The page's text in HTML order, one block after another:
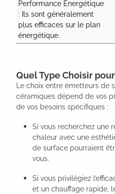
Performance Énergétique
: Ils sont généralement
plus efficaces sur le plan
énergétique.
Quel Type Choisir
Le choix entre émetteurs de
céramiques dépend de vos
de vos besoins spécifiques :
Si vous recherchez une
chaleur avec une
de surface pourraient
vous.
Si vous privilégiez
et un chauffage rapide,